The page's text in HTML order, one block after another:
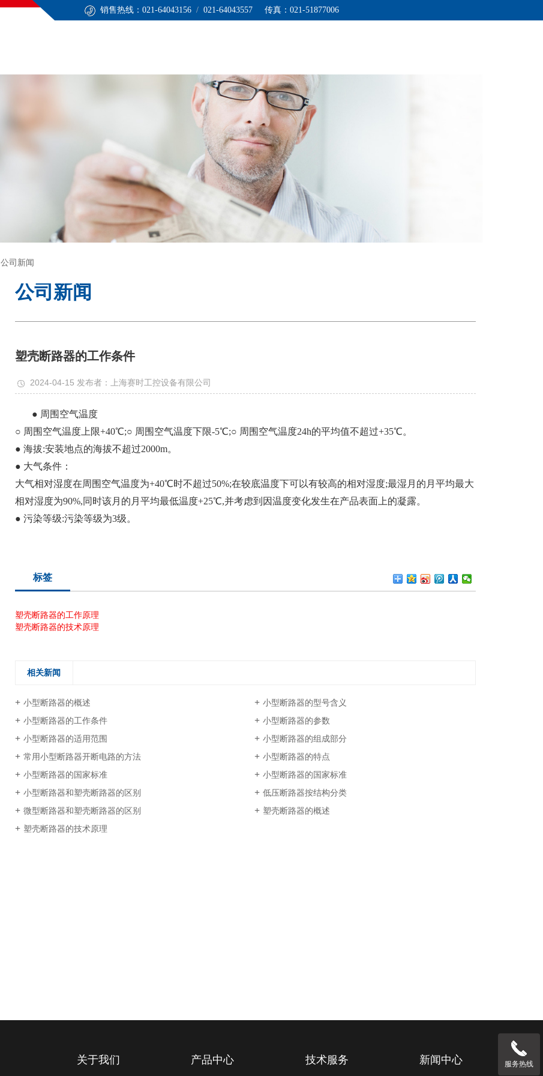
销售热线：021-64043156 /021-64043557 传真：021-51877006
ENGLISH
公司新闻
公司新闻
塑壳断路器的工作条件
2024-04-15 发布者：上海赛时工控设备有限公司
● 周围空气温度
○ 周围空气温度上限+40℃;○ 周围空气温度下限-5℃;○ 周围空气温度24h的平均值不超过+35℃。
● 海拔:安装地点的海拔不超过2000m。
● 大气条件：
大气相对湿度在周围空气温度为+40℃时不超过50%;在较底温度下可以有较高的相对湿度;最湿月的月平均最大
相对湿度为90%,同时该月的月平均最低温度+25℃,并考虑到因温度变化发生在产品表面上的凝露。
● 污染等级:污染等级为3级。
标签
塑壳断路器的工作原理
塑壳断路器的技术原理
相关新闻
小型断路器的概述
小型断路器的型号含义
小型断路器的工作条件
小型断路器的参数
小型断路器的适用范围
小型断路器的组成部分
常用小型断路器开断电路的方法
小型断路器的特点
小型断路器的国家标准
小型断路器的国家标准
小型断路器和塑壳断路器的区别
低压断路器按结构分类
微型断路器和塑壳断路器的区别
塑壳断路器的概述
塑壳断路器的技术原理
关于我们 产品中心 技术服务 新闻中心 服务热线